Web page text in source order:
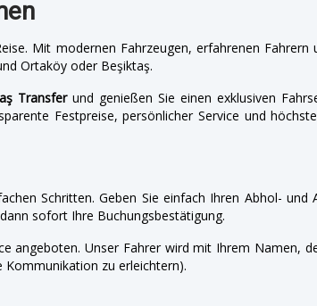
Mit modernen Fahrzeugen, erfahrenen
Ortaköy oder Beşiktaş.
Transferund genießen Sie einen exklusiven
Festpreise, persönlicher Service und
Schritten. Geben Sie einfach Ihren Abhol-
sofort Ihre Buchungsbestätigung.
angeboten. Unser Fahrer wird mit Ihrem Namen,
Kommunikation zu erleichtern).